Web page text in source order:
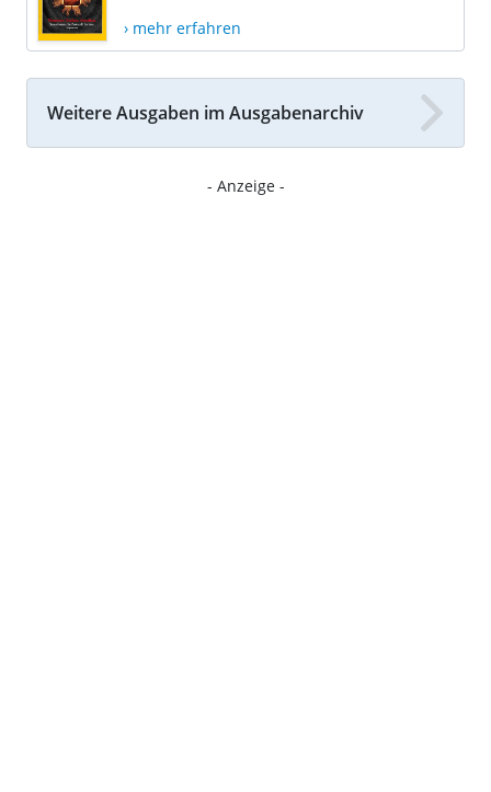
› mehr erfahren
Weitere Ausgaben im Ausgabenarchiv
- Anzeige -